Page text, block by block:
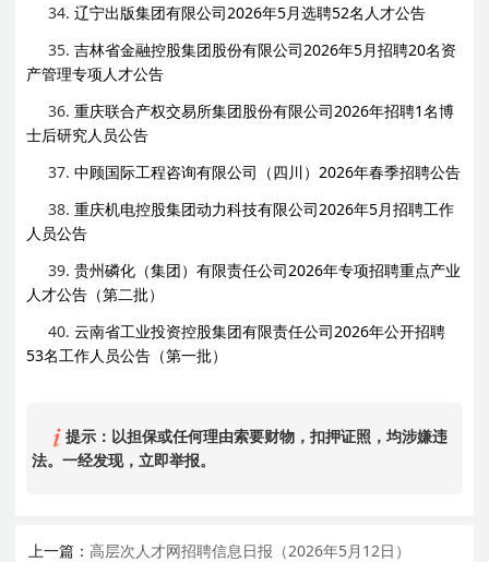
34.辽宁出版集团有限公司2026年5月选聘52名人才公告
35.吉林省金融控股集团股份有限公司2026年5月招聘20名资
产管理专项人才公告
36.重庆联合产权交易所集团股份有限公司2026年招聘1名博
士后研究人员公告
37.中顾国际工程咨询有限公司（四川）2026年春季招聘公告
38.重庆机电控股集团动力科技有限公司2026年5月招聘工作
人员公告
39.贵州磷化（集团）有限责任公司2026年专项招聘重点产业
人才公告（第二批）
40.云南省工业投资控股集团有限责任公司2026年公开招聘
53名工作人员公告（第一批）
提示：以担保或任何理由索要财物，扣押证照，均涉嫌违
法。一经发现，立即举报。
上一篇：高层次人才网招聘信息日报（2026年5月12日）